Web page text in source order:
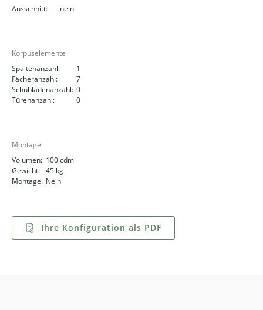
Ausschnitt:
nein
Korpuselemente
Spaltenanzahl:
1
Fächeranzahl:
7
Schubladenanzahl: 0
Türenanzahl:
0
Montage
Volumen: 100 cdm
Gewicht: 45 kg
Montage: Nein
Ihre Konfiguration als PDF